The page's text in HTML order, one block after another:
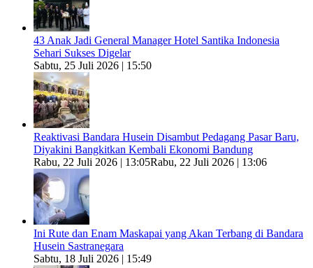
43 Anak Jadi General Manager Hotel Santika Indonesia
Sehari Sukses Digelar
Sabtu, 25 Juli 2026 | 15:50
Reaktivasi Bandara Husein Disambut Pedagang Pasar Baru,
Diyakini Bangkitkan Kembali Ekonomi Bandung
Rabu, 22 Juli 2026 | 13:05Rabu, 22 Juli 2026 | 13:06
Ini Rute dan Enam Maskapai yang Akan Terbang di Bandara
Husein Sastranegara
Sabtu, 18 Juli 2026 | 15:49